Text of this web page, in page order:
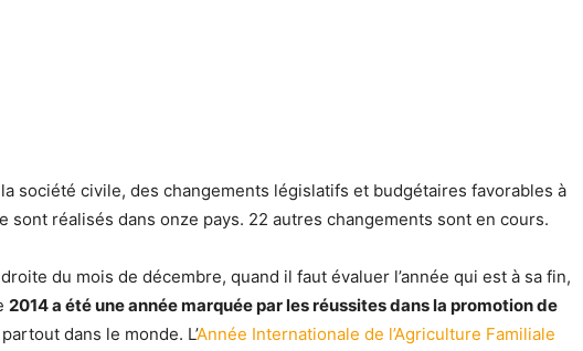
la société civile, des changements législatifs et budgétaires favorables à
sont réalisés dans onze pays. 22 autres changements sont en cours.
du mois de décembre, quand il faut évaluer l’année qui est à sa fin,
2014 a été une année marquée par les réussites dans la promotion de
partout dans le monde. L’Année Internationale de l’Agriculture Familiale